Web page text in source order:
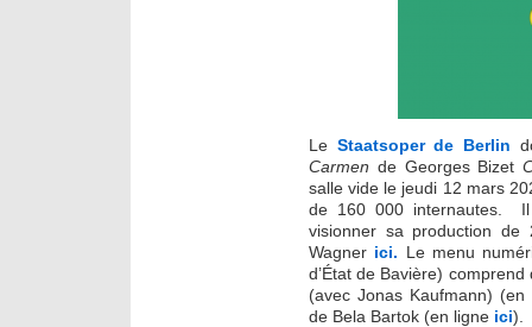
Le Staatsoper de Berlin
Carmen de Georges Bizet
salle vide le jeudi 12 mars
de 160 000 internautes. Il
visionner sa production
Wagner ici. Le menu
d’État de Bavière)
(avec Jonas Kaufmann)
de Bela Bartok (en ligne ici).